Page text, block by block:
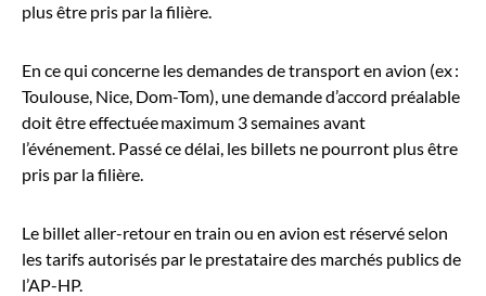
plus être pris par la filière.
En ce qui concerne les demandes de transport en avion (ex :
Toulouse, Nice, Dom-Tom), une demande d’accord préalable
doit être effectuée maximum 3 semaines avant
l’événement. Passé ce délai, les billets ne pourront plus être
pris par la filière.
Le billet aller-retour en train ou en avion est réservé selon
les tarifs autorisés par le prestataire des marchés publics de
l’AP-HP.